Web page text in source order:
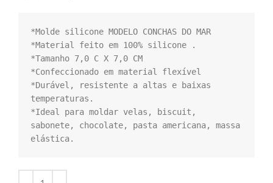
*Molde silicone MODELO CONCHAS DO MAR
*Material feito em 100% silicone .
*Tamanho 7,0 C X 7,0 CM
*Confeccionado em material flexível
*Durável, resistente a altas e baixas
temperaturas.
*Ideal para moldar velas, biscuit,
sabonete, chocolate, pasta americana, massa
elástica.